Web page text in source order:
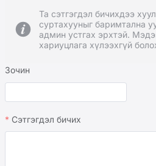
Та сэтгэгдэл бичихдээ
суртахууныг баримтална
админ устгах эрхтэй.
хариуцлага хүлээхгүй
Зочин
Сэтгэгдэл бичих